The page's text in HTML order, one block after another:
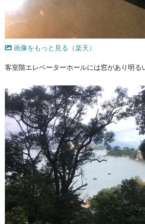
画像をもっと見る（楽天）
客室階エレベーターホールには窓があり明る